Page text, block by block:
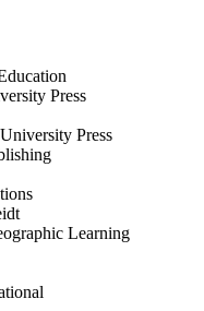
Press
Press
Learning